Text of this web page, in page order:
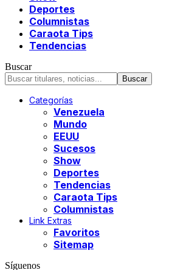
Deportes
Columnistas
Caraota Tips
Tendencias
Buscar
Categorías
Venezuela
Mundo
EEUU
Sucesos
Show
Deportes
Tendencias
Caraota Tips
Columnistas
Link Extras
Favoritos
Sitemap
Síguenos